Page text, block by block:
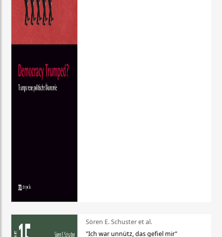
Sören E. Schuster et al.
"Ich war unnütz, das gefiel mir"